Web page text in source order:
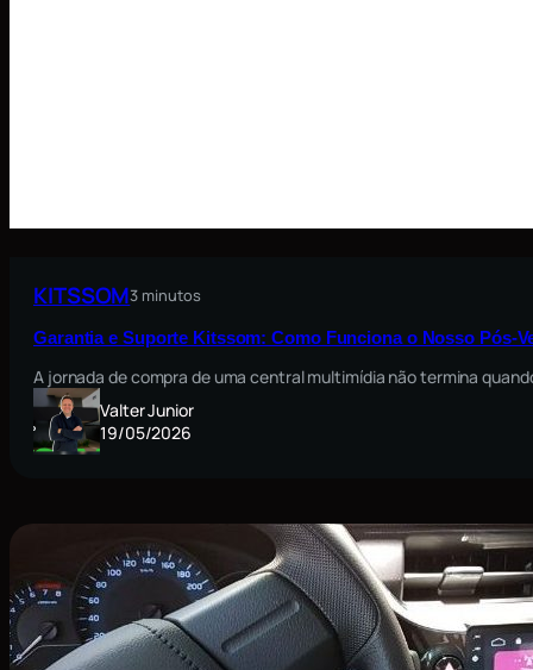
KITSSOM3 minutos
Garantia e Suporte Kitssom: Como Funciona o Nosso Pós-
A jornada de compra de uma central multimídia não termina
Valter Junior
19/05/2026